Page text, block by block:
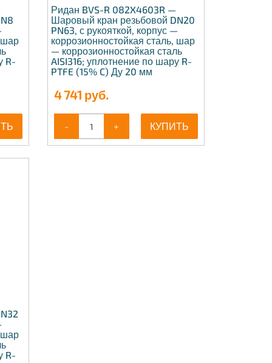
шар
R-
Ридан BVS-R 082X4603R —
Шаровый кран резьбовой DN20
PN63, с рукояткой, корпус —
коррозионностойкая сталь, шар
— коррозионностойкая сталь
AISI316; уплотнение по шару R-
PTFE (15% C) Ду 20 мм
4 741 руб.
- + КУПИТЬ
шар
R-